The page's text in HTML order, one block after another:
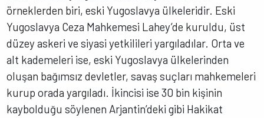
örneklerden biri, eski Yugoslavya ülkeleridir. Eski
Yugoslavya Ceza Mahkemesi Lahey’de kuruldu, üst
düzey askeri ve siyasi yetkilileri yargıladılar. Orta ve
alt kademeleri ise, eski Yugoslavya ülkelerinden
oluşan bağımsız devletler, savaş suçları mahkemeleri
kurup orada yargıladı. İkincisi ise 30 bin kişinin
kaybolduğu söylenen Arjantin’deki gibi Hakikat